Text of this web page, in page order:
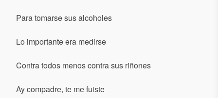
Para tomarse sus alcoholes
Lo importante era medirse
Contra todos menos contra sus riñones
Ay compadre, te me fuiste